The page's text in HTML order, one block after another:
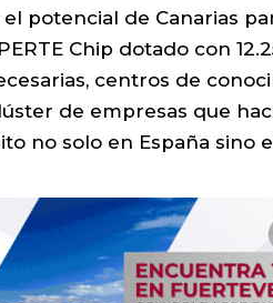
potencial de Canarias
Chip dotado con
centros de
de empresas que
no solo en España sino